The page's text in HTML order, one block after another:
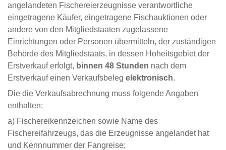
angelandeten Fischereierzeugnisse verantwortliche
eingetragene Käufer, eingetragene Fischauktionen oder
andere von den Mitgliedstaaten zugelassene
Einrichtungen oder Personen übermitteln, der zuständigen
Behörde des Mitgliedstaats, in dessen Hoheitsgebiet der
Erstverkauf erfolgt, binnen 48 Stunden nach dem
Erstverkauf einen Verkaufsbeleg elektronisch.
Die die Verkaufsabrechnung muss folgende Angaben
enthalten:
a) Fischereikennzeichen sowie Name des
Fischereifahrzeugs, das die Erzeugnisse angelandet hat
und Kennnummer der Fangreise;